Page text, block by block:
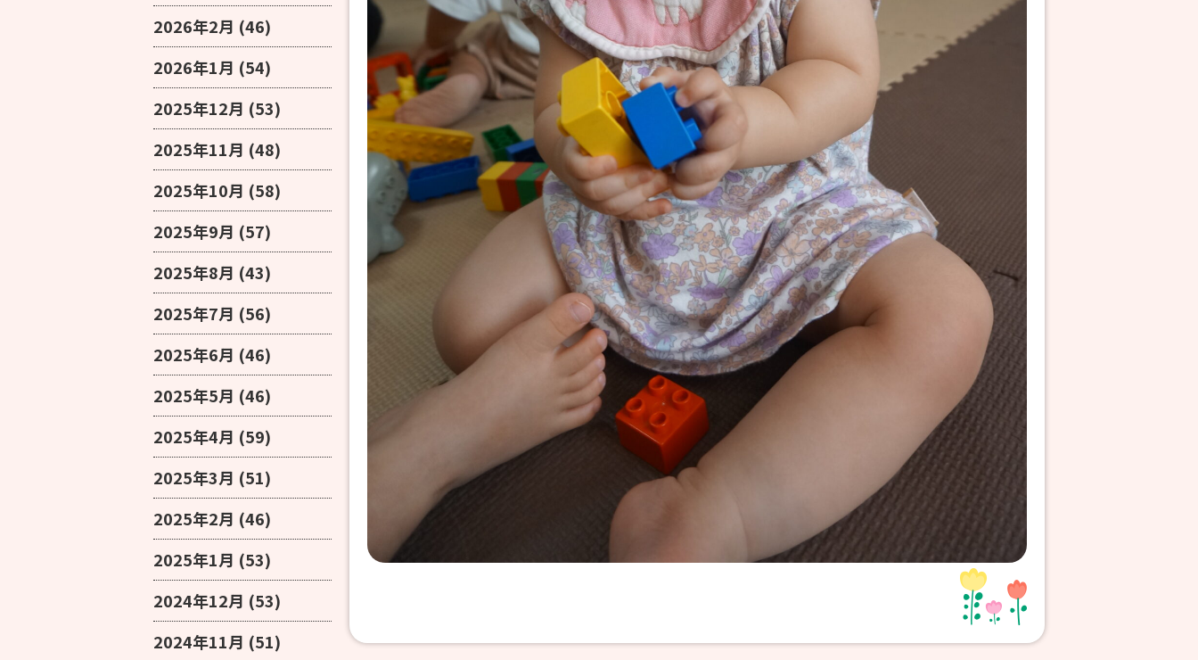
2026年2月 (46)
2026年1月 (54)
2025年12月 (53)
2025年11月 (48)
2025年10月 (58)
2025年9月 (57)
2025年8月 (43)
2025年7月 (56)
2025年6月 (46)
2025年5月 (46)
2025年4月 (59)
2025年3月 (51)
2025年2月 (46)
2025年1月 (53)
2024年12月 (53)
2024年11月 (51)